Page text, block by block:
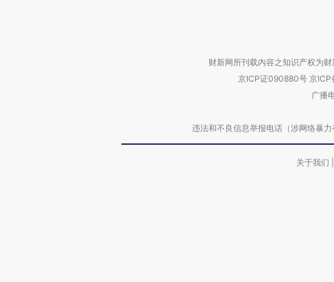
财新网所刊载内容之知识产权为
京ICP证090880号 京
广播
违法和不良信息举报电话（涉网络暴
关于我们